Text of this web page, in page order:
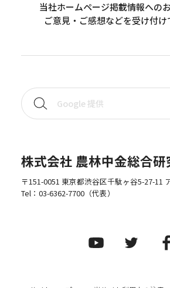
当社ホームページ掲載情報への
ご意見・ご感想などを受け付け
株式会社 農林中金総合研
〒151-0051 東京都渋谷区千駄ヶ谷5-27-11
Tel： 03-6362-7700（代表）